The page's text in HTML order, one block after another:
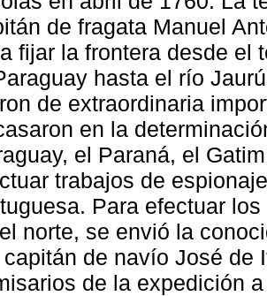
de fragata Manuel
fijar la frontera desde el
hasta el río
de extraordinaria
en la
el Paraná, el
trabajos de
Para efectuar
norte, se envió la
capitán de navío José de
de la expedición